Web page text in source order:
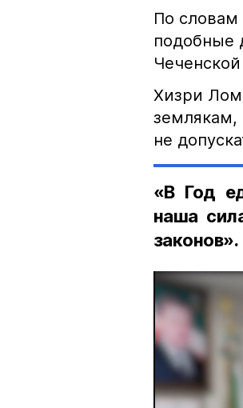
По словам
подобные
Хизри
землякам,
не
«В Год
наша
законов».